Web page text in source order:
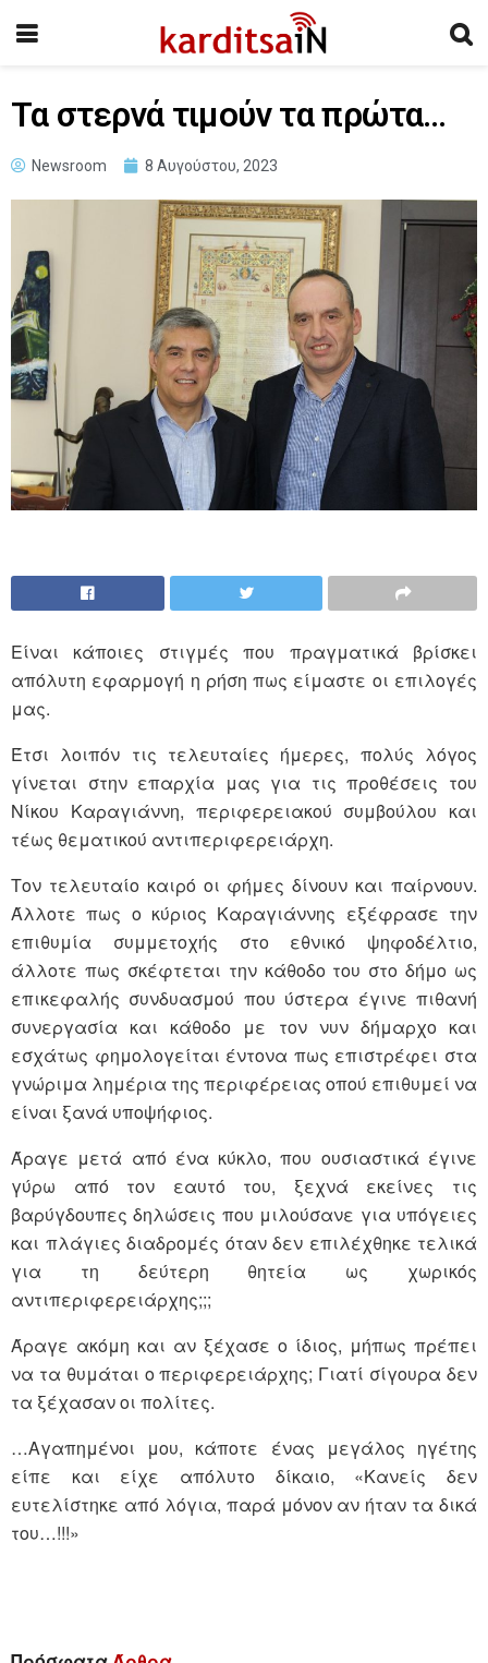
Τα στερνά τιμούν τα πρώτα…
Newsroom 8 Αυγούστου, 2023
Είναι κάποιες στιγμές που πραγματικά βρίσκει
απόλυτη εφαρμογή η ρήση πως είμαστε οι επιλογές
μας.
Έτσι λοιπόν τις τελευταίες ήμερες, πολύς λόγος
γίνεται στην επαρχία μας για τις προθέσεις του
Νίκου Καραγιάννη, περιφερειακού συμβούλου και
τέως θεματικού αντιπεριφερειάρχη.
Τον τελευταίο καιρό οι φήμες δίνουν και παίρνουν.
Άλλοτε πως ο κύριος Καραγιάννης εξέφρασε την
επιθυμία συμμετοχής στο εθνικό ψηφοδέλτιο,
άλλοτε πως σκέφτεται την κάθοδο του στο δήμο ως
επικεφαλής συνδυασμού που ύστερα έγινε πιθανή
συνεργασία και κάθοδο με τον νυν δήμαρχο και
εσχάτως φημολογείται έντονα πως επιστρέφει στα
γνώριμα λημέρια της περιφέρειας οπού επιθυμεί να
είναι ξανά υποψήφιος.
Άραγε μετά από ένα κύκλο, που ουσιαστικά έγινε
γύρω από τον εαυτό του, ξεχνά εκείνες τις
βαρύγδουπες δηλώσεις που μιλούσανε για υπόγειες
και πλάγιες διαδρομές όταν δεν επιλέχθηκε τελικά
για τη δεύτερη θητεία ως χωρικός
αντιπεριφερειάρχης;;;
Άραγε ακόμη και αν ξέχασε ο ίδιος, μήπως πρέπει
να τα θυμάται ο περιφερειάρχης; Γιατί σίγουρα δεν
τα ξέχασαν οι πολίτες.
…Αγαπημένοι μου, κάποτε ένας μεγάλος ηγέτης
είπε και είχε απόλυτο δίκαιο, «Κανείς δεν
ευτελίστηκε από λόγια, παρά μόνον αν ήταν τα δικά
του…!!!»